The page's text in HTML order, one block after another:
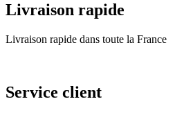
Livraison rapide
Livraison rapide dans toute la France
Service client